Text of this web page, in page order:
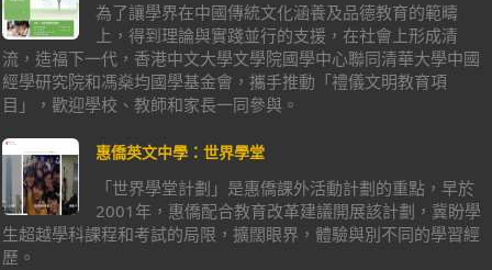
為了讓學界在中國傳統文化涵養及品德教育的範疇
上，得到理論與實踐並行的支援，在社會上形成清
流，造福下一代，香港中文大學文學院國學中心聯同清華大學中國
經學研究院和馮燊均國學基金會，攜手推動「禮儀文明教育項
目」，歡迎學校、教師和家長一同參與。
惠僑英文中學：世界學堂
「世界學堂計劃」是惠僑課外活動計劃的重點，早於
2001年，惠僑配合教育改革建議開展該計劃，冀盼學
生超越學科課程和考試的局限，擴闊眼界，體驗與別不同的學習經
歷。